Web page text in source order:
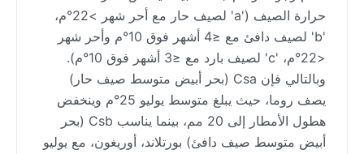
حرارة الصيف ('a' لصيف حار مع أحر شهر >22°م،
'b' لصيف دافئ مع ≤4 أشهر فوق 10°م وأحر شهر
<22°م، 'c' لصيف بارد مع ≤3 أشهر فوق 10°م).
وبالتالي فإن Csa (بحر أبيض متوسط صيف حار)
يصف روما، حيث يبلغ متوسط يوليو 25°م وينخفض
هطول الأمطار إلى 20 مم، بينما يناسب Csb (بحر
أبيض متوسط صيف دافئ) بورتلاند، أوريغون، مع يوليو